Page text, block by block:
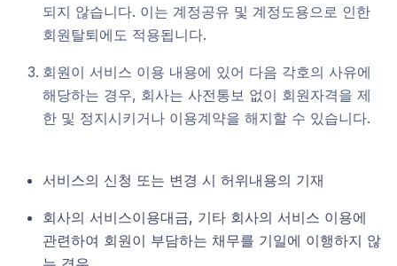
되지 않습니다. 이는 계정공유 및 계정도용으로 인한
회원탈퇴에도 적용됩니다.
회원이 서비스 이용 내용에 있어 다음 각호의 사유에
해당하는 경우, 회사는 사전통보 없이 회원자격을 제
한 및 정지시키거나 이용계약을 해지할 수 있습니다.
서비스의 신청 또는 변경 시 허위내용의 기재
회사의 서비스이용대금, 기타 회사의 서비스 이용에
관련하여 회원이 부담하는 채무를 기일에 이행하지 않